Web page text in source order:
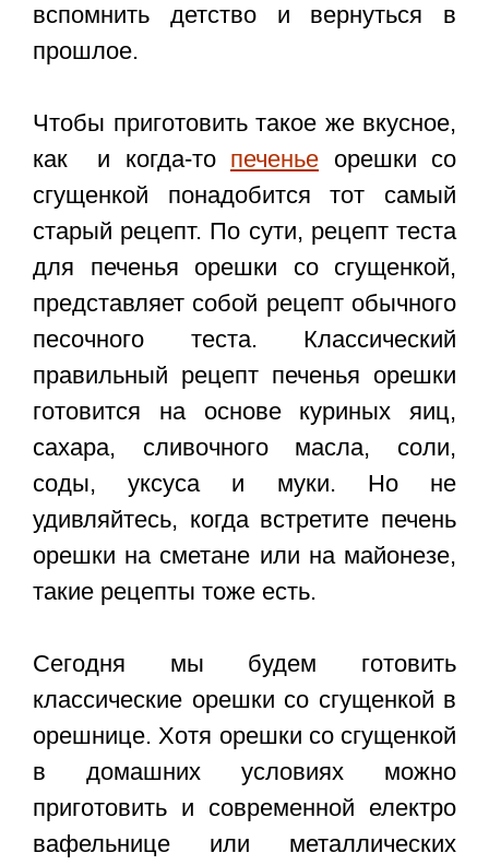
вспомнить детство и вернуться в
прошлое.
Чтобы приготовить такое же вкусное,
как и когда-то печенье орешки со
сгущенкой понадобится тот самый
старый рецепт. По сути, рецепт теста
для печенья орешки со сгущенкой,
представляет собой рецепт обычного
песочного теста. Классический
правильный рецепт печенья орешки
готовится на основе куриных яиц,
сахара, сливочного масла, соли,
соды, уксуса и муки. Но не
удивляйтесь, когда встретите печень
орешки на сметане или на майонезе,
такие рецепты тоже есть.
Сегодня мы будем готовить
классические орешки со сгущенкой в
орешнице. Хотя орешки со сгущенкой
в домашних условиях можно
приготовить и современной електро
вафельнице или металлических